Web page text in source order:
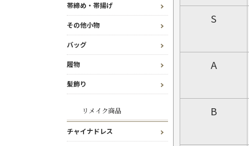
帯締め・帯揚げ
その他小物
バッグ
履物
髪飾り
リメイク商品
チャイナドレス
S
A
B